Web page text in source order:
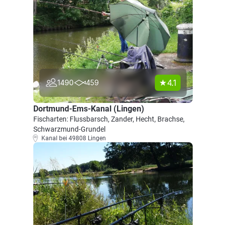
1490 459 4.1
Dortmund-Ems-Kanal (Lingen)
Fischarten: Flussbarsch, Zander, Hecht, Brachse,
Schwarzmund-Grundel
Kanal bei 49808 Lingen